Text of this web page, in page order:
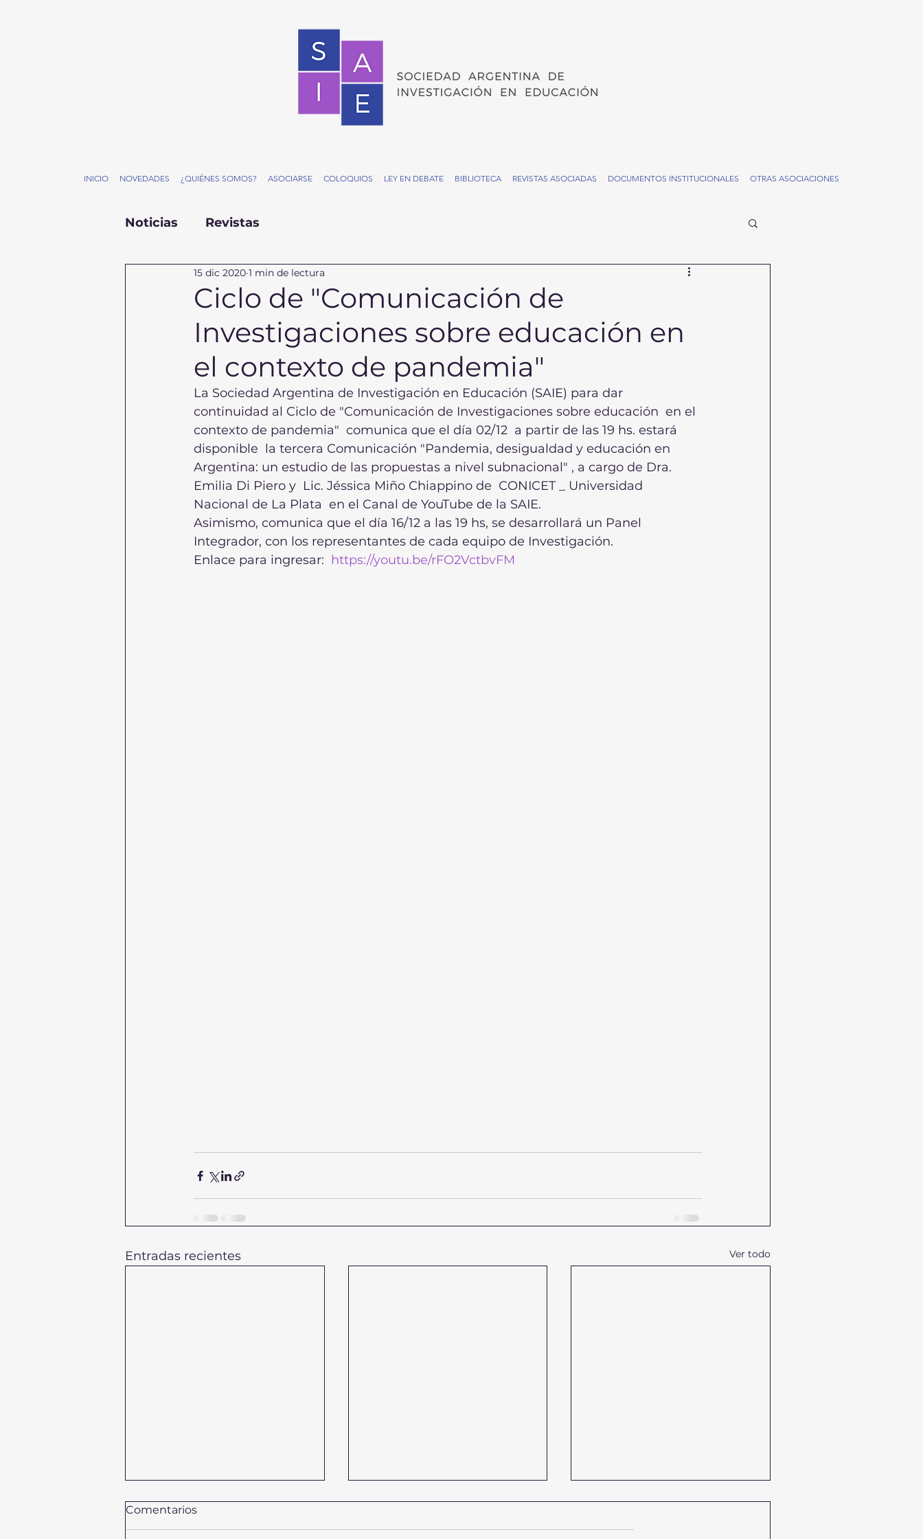
INICIO NOVEDADES ¿QUIÉNES SOMOS? ASOCIARSE COLOQUIOS LEY EN DEBATE BIBLIOTECA REVISTAS ASOCIADAS DOCUMENTOS INSTITUCIONALES OTRAS ASOCIACIONES
Noticias Revistas
Ciclo de "Comunicación de
Investigaciones sobre educación en
el contexto de pandemia"
15 dic 2020 1 min de lectura
La Sociedad Argentina de Investigación en Educación (SAIE) para dar
continuidad al Ciclo de "Comunicación de Investigaciones sobre educación  en el
contexto de pandemia"  comunica que el día 02/12  a partir de las 19 hs. estará
disponible  la tercera Comunicación "Pandemia, desigualdad y educación en
Argentina: un estudio de las propuestas a nivel subnacional" , a cargo de Dra.
Emilia Di Piero y  Lic. Jéssica Miño Chiappino de  CONICET _ Universidad
Nacional de La Plata  en el Canal de YouTube de la SAIE.
Asimismo, comunica que el día 16/12 a las 19 hs, se desarrollará un Panel
Integrador, con los representantes de cada equipo de Investigación.
Enlace para ingresar: https://youtu.be/rFO2VctbvFM
Entradas recientes Ver todo
Comentarios